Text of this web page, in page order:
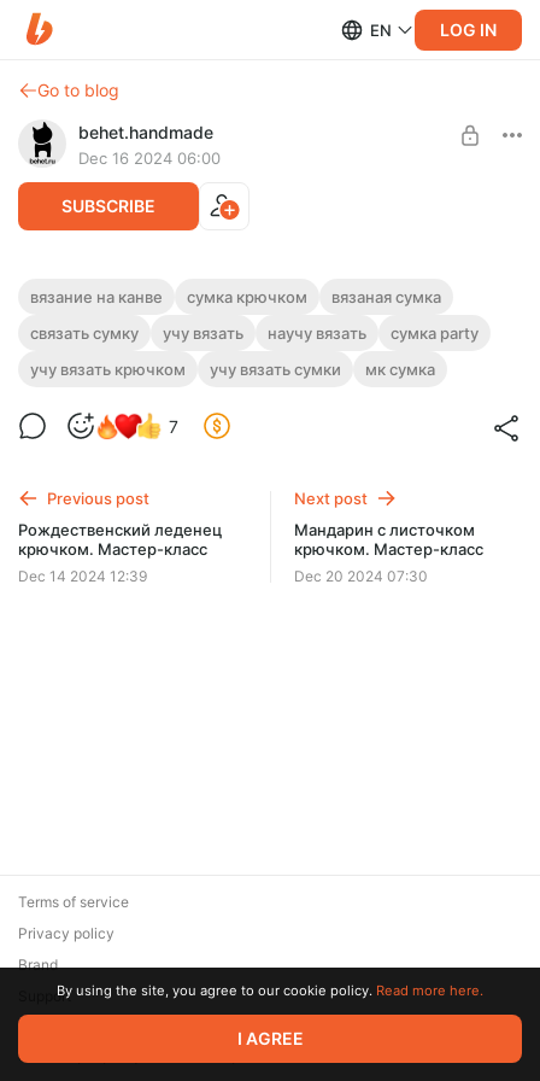
EN LOG IN
Go to blog
behet.handmade
Dec 16 2024 06:00
SUBSCRIBE
Сумка-клатч «Party» крючком. Мастер-
класс
Праздничный клатч из фантазийной пряжи с люрексом на
«новичок» и выше.
Level required:
вязание на канве сумка крючком
вязаная сумка
связать сумку
учу вязать научу вязать
сумка party
учу вязать крючком
учу вязать сумки мк сумка
7
Previous post
Рождественский леденец
крючком. Мастер-класс
Dec 14 2024 12:39
Next post
Мандарин с листочком
крючком. Мастер-класс
Dec 20 2024 07:30
© 2026 Zaya Solutions Limited. All rights reserved. All trademarks
are the property of their respective owners.
Terms of service
Privacy policy
Brand
SupportBy using the site, you agree to our cookie policy. Read more here.
I AGREE